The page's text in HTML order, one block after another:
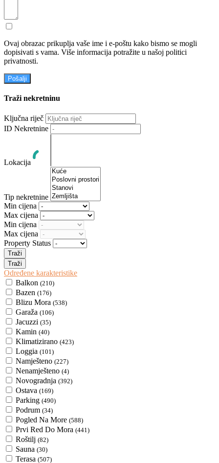
Ovaj obrazac prikuplja vaše ime i e-poštu kako bismo se mogli
dopisivati ​​s vama. Više informacija potražite u našoj politici
privatnosti.
Pošalji
Traži nekretninu
Ključna riječ
ID Nekretnine
Lokacija
Tip nekretnine
Min cijena
Max cijena
Min cijena
Max cijena
Property Status
Određene karakteristike
Balkon (210)
Bazen (176)
Blizu Mora (538)
Garaža (106)
Jacuzzi (35)
Kamin (40)
Klimatizirano (423)
Loggia (101)
Namješteno (227)
Nenamješteno (4)
Novogradnja (392)
Ostava (169)
Parking (490)
Podrum (34)
Pogled Na More (588)
Prvi Red Do Mora (441)
Roštilj (82)
Sauna (30)
Terasa (507)